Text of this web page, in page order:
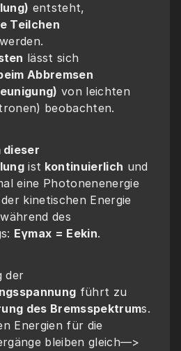
entsteht,
Teilchen
lässt sich
Abbremsen
von leichten
beobachten.
dieser
ist kontinuierlich und
eine Photonenenergie
kinetischen Energie
des
Eγmax = Eekin.
führt zu
des Bremsspektrums.
Energien für die
bleiben gleich—>